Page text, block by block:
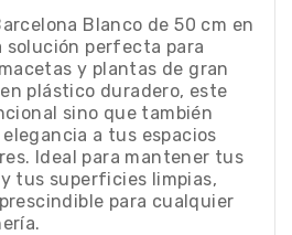
Blanco de 50 cm en
solución perfecta para
y plantas de gran
plástico duradero, este
sino que también
a tus espacios
Ideal para mantener tus
tus superficies limpias,
para cualquier